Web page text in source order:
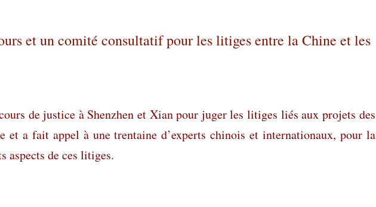
et un comité consultatif pour les litiges entre la Chine et les
de justice à Shenzhen et Xian pour juger les litiges liés aux projets des
et a fait appel à une trentaine d’experts chinois et internationaux, pour la
aspects de ces litiges.